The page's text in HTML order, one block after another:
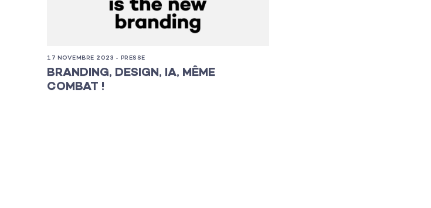
Les actualités
L’équipe
17 NOVEMBRE 2023 - PRESSE
BRANDING, DESIGN, IA, MÊME
COMBAT !